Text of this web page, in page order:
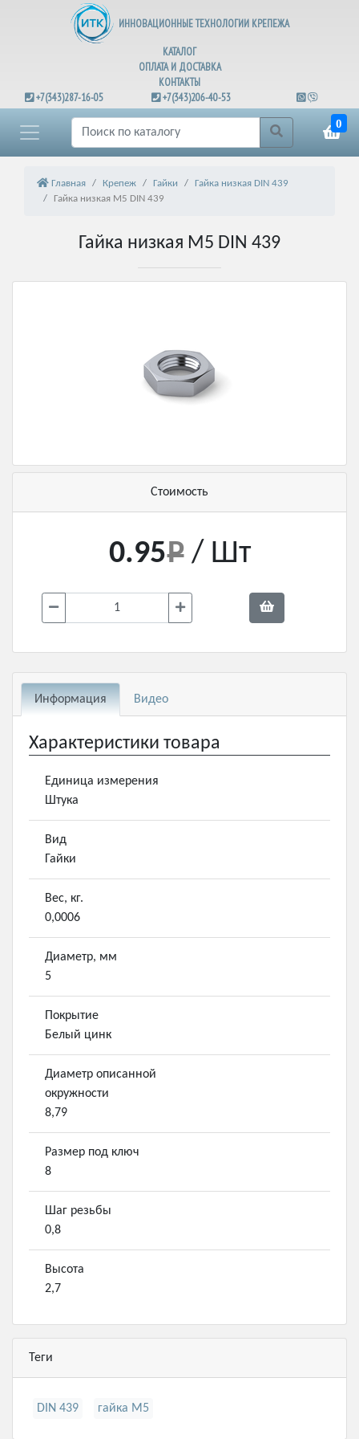
ИННОВАЦИОННЫЕ ТЕХНОЛОГИИ КРЕПЕЖА
КАТАЛОГ
ОПЛАТА И ДОСТАВКА
КОНТАКТЫ
+7(343)287-16-05
+7(343)206-40-53
0
Главная Крепеж Гайки
Гайка низкая DIN 439
Гайка низкая М5 DIN 439
Гайка низкая М5 DIN 439
Стоимость
0.95 / Шт
Информация Видео
Характеристики товара
Единица измерения
Штука
Вид
Гайки
Вес, кг.
0,0006
Диаметр, мм
5
Покрытие
Белый цинк
Диаметр описанной
окружности
8,79
Размер под ключ
8
Шаг резьбы
0,8
Высота
2,7
Теги
DIN 439 гайка М5